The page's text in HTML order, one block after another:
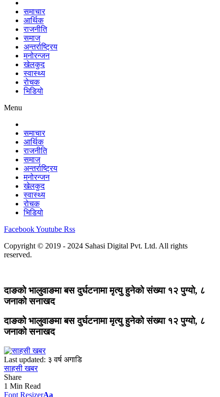
समाचार
आर्थिक
राजनीति
समाज
अन्तर्राष्ट्रिय
मनोरन्जन
खेलकुद
स्वास्थ्य
रोचक
भिडियो
Menu
समाचार
आर्थिक
राजनीति
समाज
अन्तर्राष्ट्रिय
मनोरन्जन
खेलकुद
स्वास्थ्य
रोचक
भिडियो
FacebookYoutube Rss
Copyright © 2019 - 2024 Sahasi Digital Pvt. Ltd. All rights
reserved.
दाङको भालुवाङमा बस दुर्घटनामा मृत्यु हुनेको संख्या १२ पुग्यो, ८
जनाको सनाखद
दाङको भालुवाङमा बस दुर्घटनामा मृत्यु हुनेको संख्या १२ पुग्यो, ८
जनाको सनाखद
Last updated: ३ वर्ष अगाडि
साहसी खबर
Share
1 Min Read
Font ResizerAa